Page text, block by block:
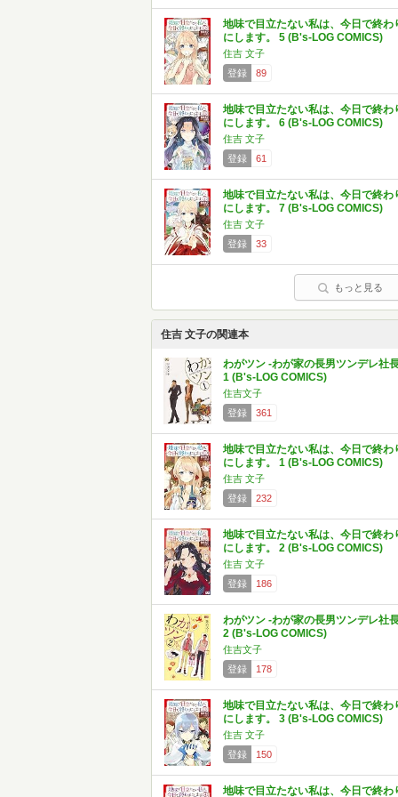
地味で目立たない私は、今日で終わ
にします。 5 (B's-LOG COMICS)
住吉 文子
登録
89
地味で目立たない私は、今日で終わ
にします。 6 (B's-LOG COMICS)
住吉 文子
登録
61
地味で目立たない私は、今日で終わ
にします。 7 (B's-LOG COMICS)
住吉 文子
登録
33
もっと見る
住吉 文子の関連本
わがツン -わが家の長男ツンデレ社
1 (B's-LOG COMICS)
住吉文子
登録
361
地味で目立たない私は、今日で終わ
にします。 1 (B's-LOG COMICS)
住吉 文子
登録
232
地味で目立たない私は、今日で終わ
にします。 2 (B's-LOG COMICS)
住吉 文子
登録
186
わがツン -わが家の長男ツンデレ社
2 (B's-LOG COMICS)
住吉文子
登録
178
地味で目立たない私は、今日で終わ
にします。 3 (B's-LOG COMICS)
住吉 文子
登録
150
地味で目立たない私は、今日で終わ